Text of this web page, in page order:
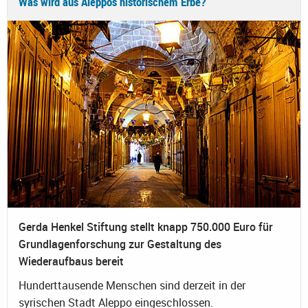
Gerda Henkel Stiftung stellt knapp 750.000 Euro für
Grundlagenforschung zur Gestaltung des
Wiederaufbaus bereit
Hunderttausende Menschen sind derzeit in der
syrischen Stadt Aleppo eingeschlossen.